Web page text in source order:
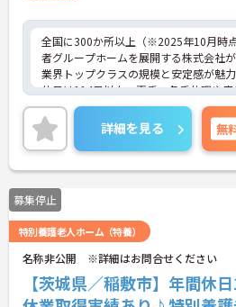
全国に300か所以上（※2025年10月時
者グループホームを展開する株式会社が
業界トップクラスの規模と安定感が魅
休日は114日以上、夏季・冬季休暇や
度もしっかり整っており、プライベー
可能。これまでのご経験を活かし、新
を築きたい方、ぜひご応募ください。
まで、幅広い年代の方が活躍できる職
味のある方は詳細等をお伝えしますの
お問い合わせください。
詳細を見る 無
募集停止
特別養護老人ホーム（特養）
名称非公開 ※詳細はお問合せください
【茨城県／稲敷市】年間休